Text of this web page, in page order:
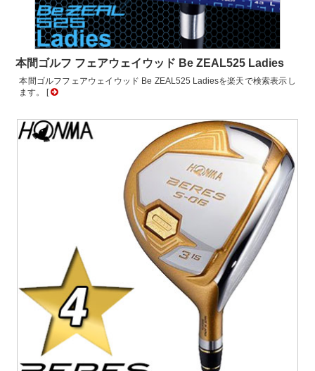
本間ゴルフ フェアウェイウッド Be ZEAL525 Ladies
本間ゴルフフェアウェイウッド Be ZEAL525 Ladiesを楽天で検索表示し
ます。 [